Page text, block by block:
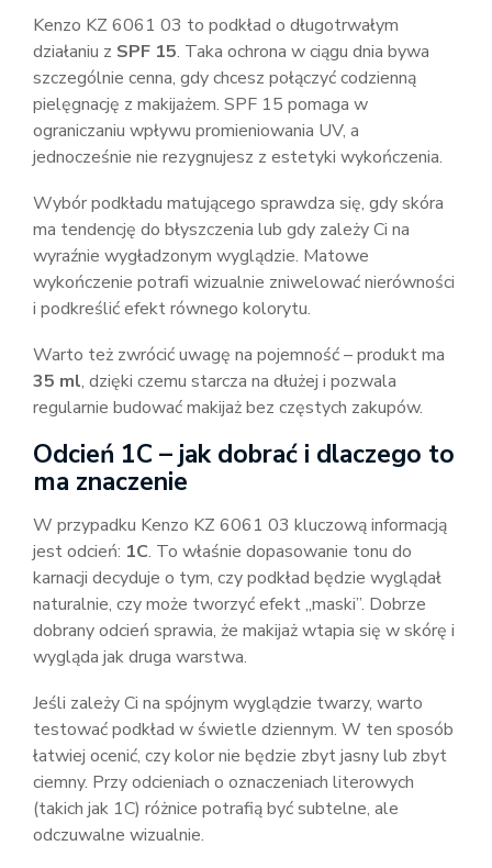
Kenzo KZ 6061 03 to podkład o długotrwałym
działaniu z SPF 15. Taka ochrona w ciągu dnia bywa
szczególnie cenna, gdy chcesz połączyć codzienną
pielęgnację z makijażem. SPF 15 pomaga w
ograniczaniu wpływu promieniowania UV, a
jednocześnie nie rezygnujesz z estetyki wykończenia.
Wybór podkładu matującego sprawdza się, gdy skóra
ma tendencję do błyszczenia lub gdy zależy Ci na
wyraźnie wygładzonym wyglądzie. Matowe
wykończenie potrafi wizualnie zniwelować nierówności
i podkreślić efekt równego kolorytu.
Warto też zwrócić uwagę na pojemność – produkt ma
35 ml, dzięki czemu starcza na dłużej i pozwala
regularnie budować makijaż bez częstych zakupów.
Odcień 1C – jak dobrać i dlaczego to
ma znaczenie
W przypadku Kenzo KZ 6061 03 kluczową informacją
jest odcień: 1C. To właśnie dopasowanie tonu do
karnacji decyduje o tym, czy podkład będzie wyglądał
naturalnie, czy może tworzyć efekt „maski”. Dobrze
dobrany odcień sprawia, że makijaż wtapia się w skórę i
wygląda jak druga warstwa.
Jeśli zależy Ci na spójnym wyglądzie twarzy, warto
testować podkład w świetle dziennym. W ten sposób
łatwiej ocenić, czy kolor nie będzie zbyt jasny lub zbyt
ciemny. Przy odcieniach o oznaczeniach literowych
(takich jak 1C) różnice potrafią być subtelne, ale
odczuwalne wizualnie.